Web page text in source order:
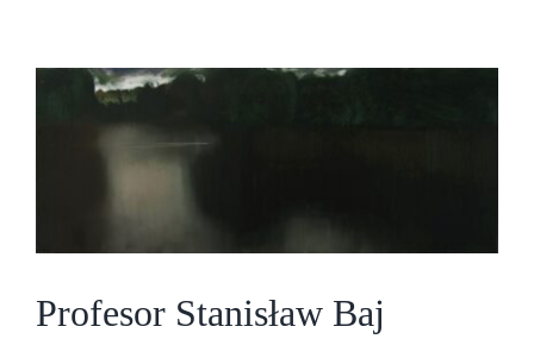
Pokaż
większy
Profesor Stanisław Baj